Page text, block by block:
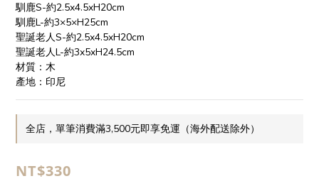
馴鹿S-約2.5x4.5xH20cm
馴鹿L-約3×5×H25cm
聖誕老人S-約2.5x4.5xH20cm
聖誕老人L-約3x5xH24.5cm
材質：木
產地：印尼
全店，單筆消費滿3,500元即享免運（海外配送除外）
NT$330